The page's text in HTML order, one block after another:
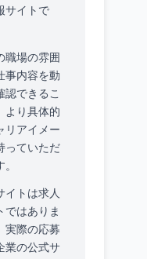
サイトで
職場の雰囲
事内容を動
認できるこ
より具体的
リアイメー
っていただ
イトは求人
ではありま
実際の応募
業の公式サ